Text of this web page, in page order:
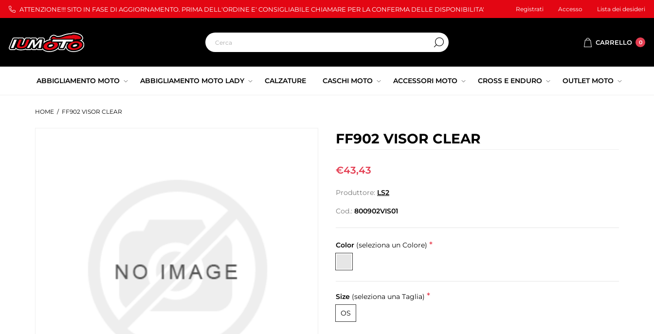
ATTENZIONE!!! SITO IN FASE DI AGGIORNAMENTO. PRIMA DELL'ORDINE E' CONSIGLIABILE CHIAMARE PER LA CONFERMA DELLE DISPONIBILITA' Registrati Accesso Lista dei desideri
CARRELLO 0
ABBIGLIAMENTO MOTO ABBIGLIAMENTO MOTO LADY CALZATURE CASCHI MOTO ACCESSORI MOTO CROSS E ENDURO OUTLET MOTO
HOME / FF902 VISOR CLEAR
FF902 VISOR CLEAR
€43,43
Produttore: LS2
Cod.: 800902VIS01
Color (seleziona un Colore) *
Size (seleziona una Taglia) *
OS